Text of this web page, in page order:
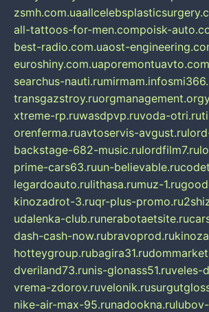
zsmh.com.ua
all-tattoos-for-men.compoisk-
best-radio.com.uaost-
euroshiny.com.uaporemontuavto.com
searchus-nauti.rumirmam.info
transgazstroy.ruorgmanagement.org
xtreme-rp.ruwasdpvp.ruvoda-otri.ru
orenferma.ruavtoservis-avgust.ru
backstage-682-music.rulordfilm7.ru
prime-cars63.ruun-believable.ru
legardoauto.rulithasa.rumuz-1.ru
kinozadrot-3.ruqr-plus-promo.ru
udalenka-club.runerabotaetsite.ru
dash-cash-now.rubravoprod.ru
hotteygroup.rubagira31.ru
dveriland73.runis-glonass51.ruveles-
vrema-zdorov.ruvelonik.ru
nike-air-max-95.runadookna.ru